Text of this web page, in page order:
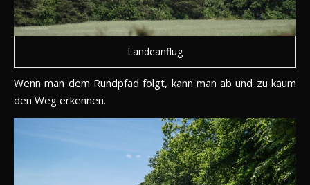
Landeanflug
Wenn man dem Rundpfad folgt, kann man ab und zu kaum
den Weg erkennen.